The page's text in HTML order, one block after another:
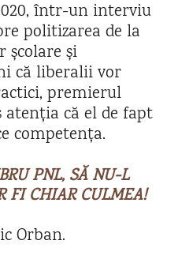
într-un interviu
politizarea de la
școlare și
că liberalii vor
premierul
atenția că el de fapt
competența.
PNL, SĂ NU-L
FI CHIAR CULMEA!
Orban.